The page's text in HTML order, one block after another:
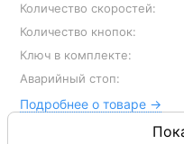
Количество скоростей:
Количество кнопок:
Ключ в комплекте:
Аварийный стоп:
Подробнее о товаре →